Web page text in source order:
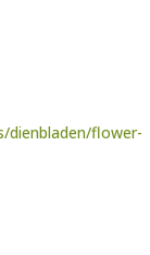
dienbladen/flower-